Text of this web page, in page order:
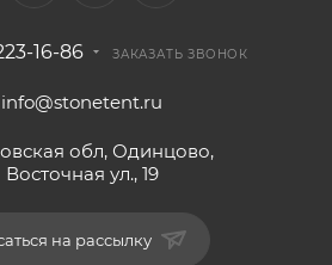
16-86 ЗАКАЗАТЬ ЗВОНОК
info@stonetent.ru
обл, Одинцово,
Восточная ул., 19
на рассылку